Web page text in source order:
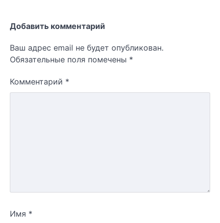
Добавить комментарий
Ваш адрес email не будет опубликован.
Обязательные поля помечены *
Комментарий *
Имя *